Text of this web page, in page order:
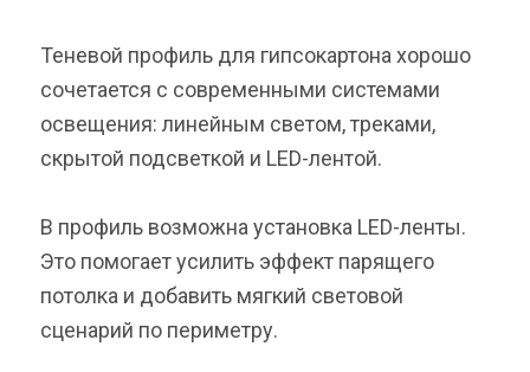
Теневой профиль для гипсокартона хорошо
сочетается с современными системами
освещения: линейным светом, треками,
скрытой подсветкой и LED-лентой.
В профиль возможна установка LED-ленты.
Это помогает усилить эффект парящего
потолка и добавить мягкий световой
сценарий по периметру.